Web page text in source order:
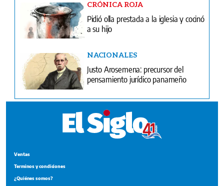
CRÓNICA ROJA
Pidió olla prestada a la iglesia y cocinó
a su hijo
NACIONALES
Justo Arosemena: precursor del
pensamiento jurídico panameño
Ventas
Terminos y condiciones
¿Quiénes somos?